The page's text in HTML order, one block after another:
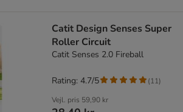
Catit Design Senses Super
Roller Circuit
Catit Senses 2.0 Fireball
Vejl. pris 59,90 kr
Rating: 4.7/5 (11)